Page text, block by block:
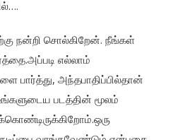
நன்றி சொல்கிறேன். நீங்கள்
எல்லாம்
பார்த்து, அந்தபாதிப்பில்தான்
படத்தின் மூலம்